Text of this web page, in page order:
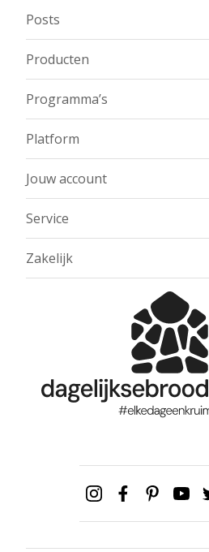
Posts
Producten
Programma’s
Platform
Jouw account
Service
Zakelijk